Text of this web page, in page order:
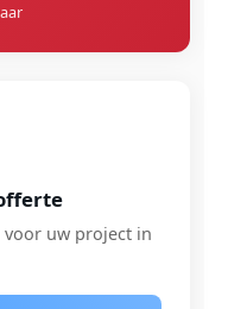
uw project in